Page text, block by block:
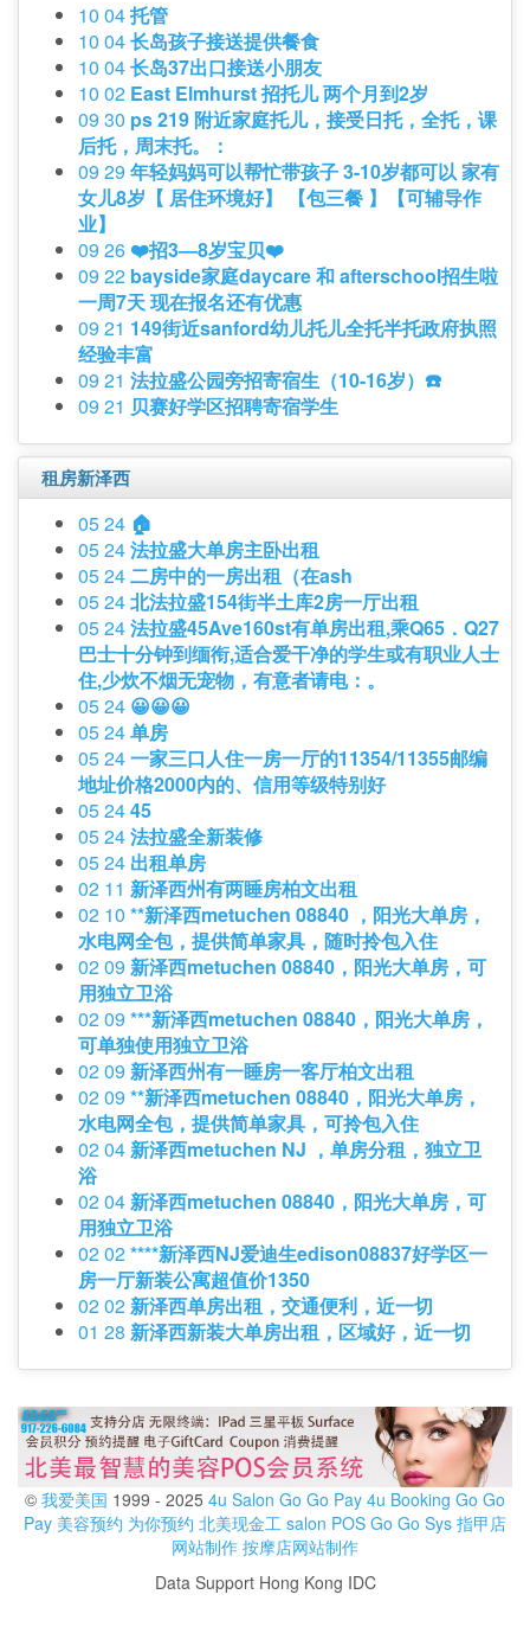
10 04托管
10 04长岛孩子接送提供餐食
10 04长岛37出口接送小朋友
10 02 East Elmhurst 招托儿 两个月到2岁
09 30 ps 219 附近家庭托儿，接受日托，全托，课
后托，周末托。：
09 29 年轻妈妈可以帮忙带孩子 3-10岁都可以 家有
女儿8岁【 居住环境好】 【包三餐 】【可辅导作
业】
09 26 ❤️招3—8岁宝贝❤️
09 22 bayside家庭daycare 和 afterschool招生啦
一周7天 现在报名还有优惠
09 21 149街近sanford幼儿托儿全托半托政府执照
经验丰富
09 21 法拉盛公园旁招寄宿生（10-16岁）☎️
09 21 贝赛好学区招聘寄宿学生
租房新泽西
05 24 🏠
05 24法拉盛大单房主卧出租
05 24二房中的一房出租（在ash
05 24北法拉盛154街半土库2房一厅出租
05 24法拉盛45Ave160st有单房出租,乘Q65．Q27
巴士十分钟到缅衔,适合爱干净的学生或有职业人士
住,少炊不烟无宠物，有意者请电：。
05 24 😀😀😀
05 24单房
05 24一家三口人住一房一厅的11354/11355邮编
地址价格2000内的、信用等级特别好
05 2445
05 24法拉盛全新装修
05 24 出租单房
02 11 新泽西州有两睡房柏文出租
02 10 **新泽西metuchen 08840 ，阳光大单房，
水电网全包，提供简单家具，随时拎包入住
02 09 新泽西metuchen 08840，阳光大单房，可
用独立卫浴
02 09 ***新泽西metuchen 08840，阳光大单房，
可单独使用独立卫浴
02 09 新泽西州有一睡房一客厅柏文出租
02 09 **新泽西metuchen 08840，阳光大单房，
水电网全包，提供简单家具，可拎包入住
02 04新泽西metuchen NJ ，单房分租，独立卫
浴
02 04新泽西metuchen 08840，阳光大单房，可
用独立卫浴
02 02****新泽西NJ爱迪生edison08837好学区一
房一厅新装公寓超值价1350
02 02新泽西单房出租，交通便利，近一切
01 28 新泽西新装大单房出租，区域好，近一切
© 我爱美国 1999 - 2025 4u Salon Go Go Pay 4u Booking Go Go
Pay 美容预约 为你预约 北美现金工 salon POS Go Go Sys 指甲店
网站制作 按摩店网站制作
Data Support Hong Kong IDC